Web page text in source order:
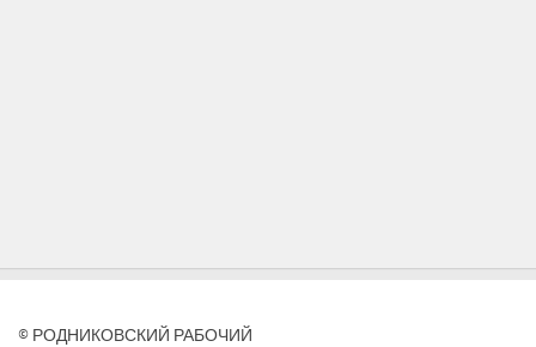
© РОДНИКОВСКИЙ РАБОЧИЙ